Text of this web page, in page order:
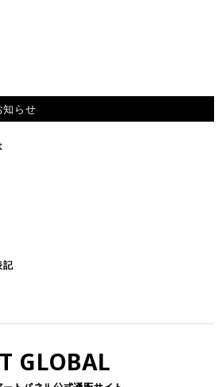
知らせ
記
GLOBAL